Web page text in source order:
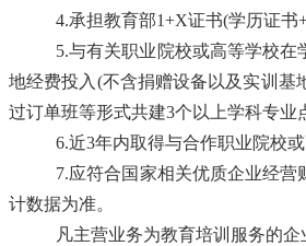
4.承担教育部1+X证书(学历证
5.与有关职业院校或高等学校
地经费投入(不含捐赠设备以及实训基
过订单班等形式共建3个以上学科专业
6.近3年内取得与合作职业院校
7.应符合国家相关优质企业经
计数据为准。
凡主营业务为教育培训服务的